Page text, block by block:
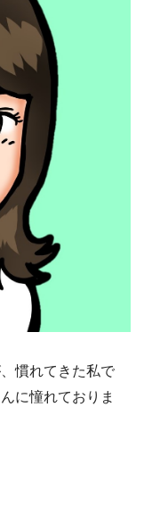
慣れてきた私で
に憧れておりま